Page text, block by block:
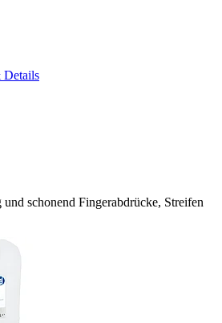
schonend Fingerabdrücke, Streifen